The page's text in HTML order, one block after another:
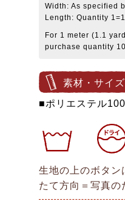
Width: As specified
Length: Quantity
For 1 meter (1.1
purchase quantity
素材・サイ
■ポリエステル
生地の上のボタン
たて方向＝写真の